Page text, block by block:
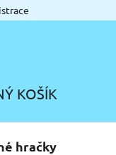
KOŠÍK
hračky